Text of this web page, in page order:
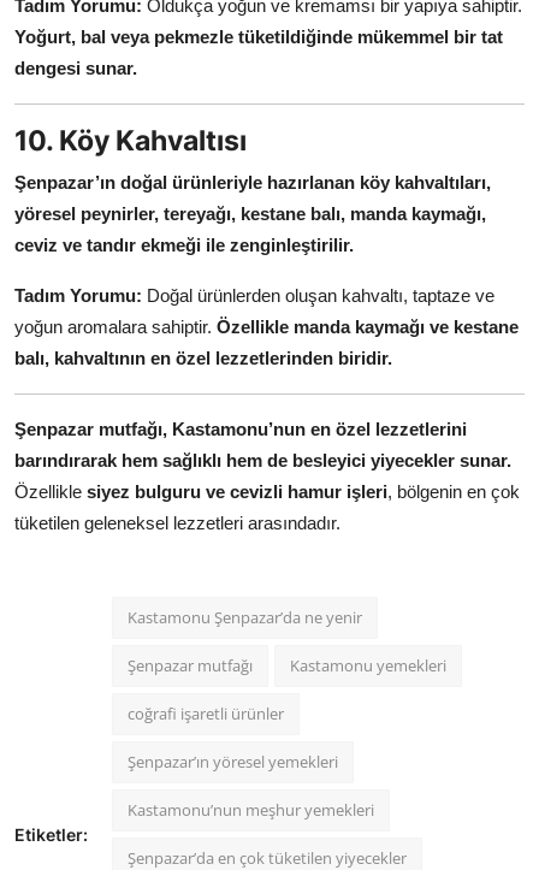
Tadım Yorumu: Oldukça yoğun ve kremamsı bir yapıya sahiptir.
Yoğurt, bal veya pekmezle tüketildiğinde mükemmel bir tat
dengesi sunar.
10. Köy Kahvaltısı
Şenpazar’ın doğal ürünleriyle hazırlanan köy kahvaltıları,
yöresel peynirler, tereyağı, kestane balı, manda kaymağı,
ceviz ve tandır ekmeği ile zenginleştirilir.
Tadım Yorumu: Doğal ürünlerden oluşan kahvaltı, taptaze ve
yoğun aromalara sahiptir. Özellikle manda kaymağı ve kestane
balı, kahvaltının en özel lezzetlerinden biridir.
Şenpazar mutfağı, Kastamonu’nun en özel lezzetlerini
barındırarak hem sağlıklı hem de besleyici yiyecekler sunar.
Özellikle siyez bulguru ve cevizli hamur işleri, bölgenin en çok
tüketilen geleneksel lezzetleri arasındadır.
Etiketler:
Kastamonu Şenpazar’da ne yenir
Şenpazar mutfağı Kastamonu yemekleri
coğrafi işaretli ürünler
Şenpazar’ın yöresel yemekleri
Kastamonu’nun meşhur yemekleri
Şenpazar’da en çok tüketilen yiyecekler